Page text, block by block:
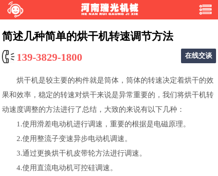
简述几种简单的烘干机转速调节方法
139-3829-1800
在线交谈
烘干机是较主要的构件就是筒体，筒体的转速决定着烘干的效
果和效率，稳定的转速对烘干来说是异常重要的，我们将烘干机转
动速度调整的方法进行了总结，大致的来说有以下几种：
1.使用滑差电动机进行调速，重要的根据是电磁原理。
2.使用整流子变速异步电动机调速。
3.通过更换烘干机皮带轮方法进行调速。
4.使用直流电动机可控硅调速。